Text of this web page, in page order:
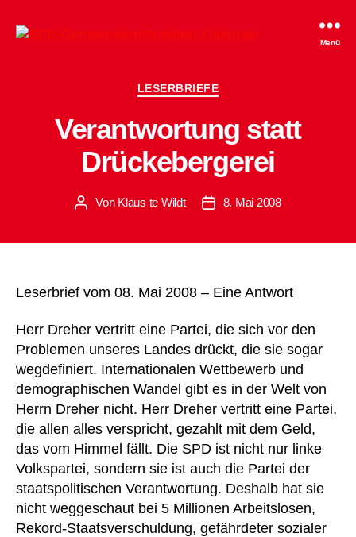
SPD-
Menü
Kategorien
LESERBRIEFE
Verantwortung statt
Drückebergerei
Beitragsautor
Von Klaus te Wildt Beitragsdatum
8. Mai 2008
Leserbrief vom 08. Mai 2008 – Eine Antwort
Herr Dreher vertritt eine Partei, die sich vor den
Problemen unseres Landes drückt, die sie sogar
wegdefiniert. Internationalen Wettbewerb und
demographischen Wandel gibt es in der Welt von
Herrn Dreher nicht. Herr Dreher vertritt eine Partei,
die allen alles verspricht, gezahlt mit dem Geld,
das vom Himmel fällt. Die SPD ist nicht nur linke
Volkspartei, sondern sie ist auch die Partei der
staatspolitischen Verantwortung. Deshalb hat sie
nicht weggeschaut bei 5 Millionen Arbeitslosen,
Rekord-Staatsverschuldung, gefährdeter sozialer